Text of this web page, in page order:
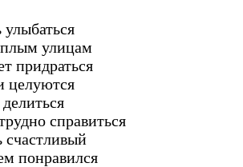
улицам
придраться
целуются
справиться
счастливый
понравился